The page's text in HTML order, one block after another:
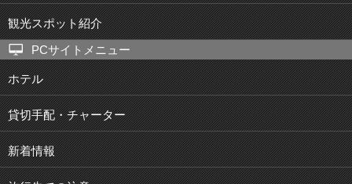
観光スポット紹介
PCサイトメニュー
ホテル
貸切手配・チャーター
新着情報